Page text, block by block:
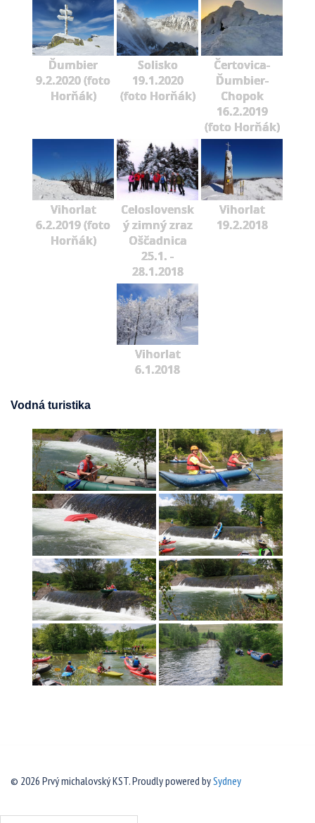
Ďumbier
9.2.2020 (foto
Horňák)
Solisko
19.1.2020
(foto Horňák)
Čertovica-
Ďumbier-
Chopok
16.2.2019
(foto Horňák)
Vihorlat
6.2.2019 (foto
Horňák)
Celoslovensk
ý zimný zraz
Oščadnica
25.1. -
28.1.2018
Vihorlat
19.2.2018
Vihorlat
6.1.2018
Vodná turistika
© 2026 Prvý michalovský KST. Proudly powered bySydney